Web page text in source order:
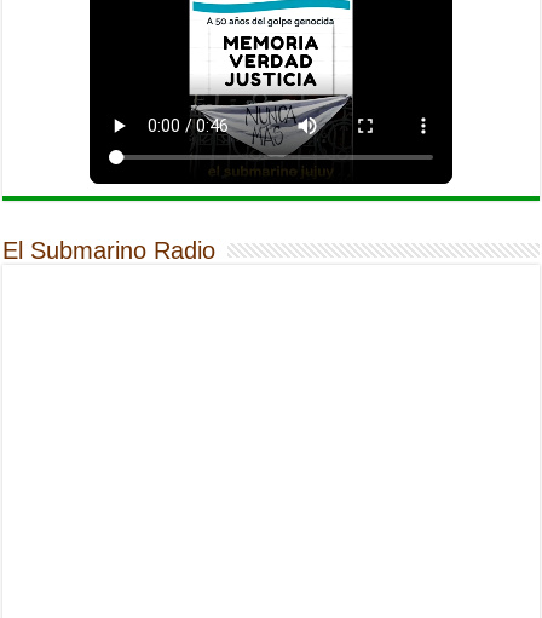
El Submarino Radio